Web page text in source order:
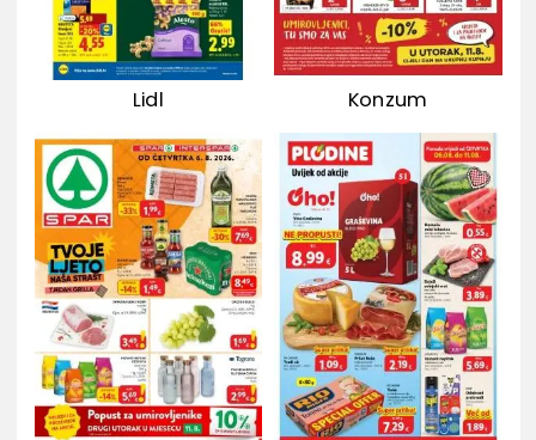
Lidl Konzum